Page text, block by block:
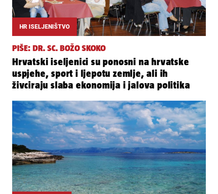
HR ISELJENIŠTVO
PIŠE: DR. SC. BOŽO SKOKO
Hrvatski iseljenici su ponosni na hrvatske
uspjehe, sport i ljepotu zemlje, ali ih
živciraju slaba ekonomija i jalova politika